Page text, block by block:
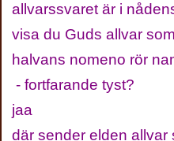
allvarssvaret är i
visa du Guds allvar
halvans nomeno rör
- fortfarande tyst?
jaa
där sender elden